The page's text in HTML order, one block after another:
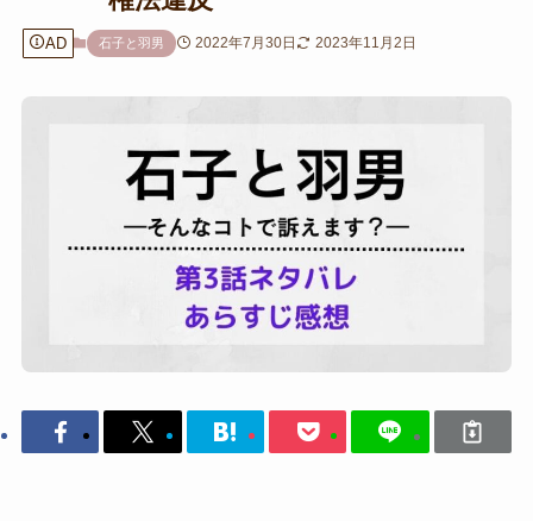
AD 石子と羽男 2022年7月30日 2023年11月2日